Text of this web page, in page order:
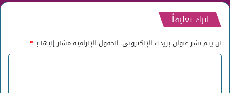
اترك تعليقاً
لن يتم نشر عنوان بريدك الإلكتروني. الحقول الإلزامية مشار إليها بـ*